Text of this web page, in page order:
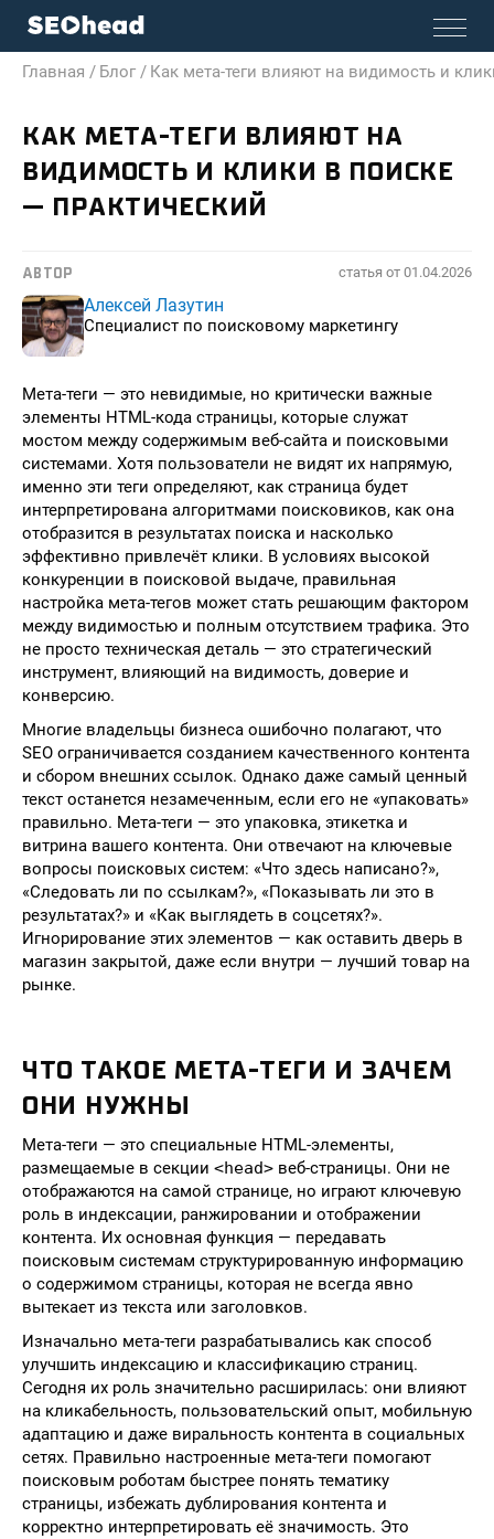
Главная / Блог / Как мета-теги влияют на видимость и
КАК МЕТА-ТЕГИ ВЛИЯЮТ НА
ВИДИМОСТЬ И КЛИКИ В ПОИСКЕ
— ПРАКТИЧЕСКИЙ
АВТОР статья от 01.04.2026
Алексей Лазутин
Специалист по поисковому маркетингу
Мета-теги — это невидимые, но критически важные
элементы HTML-кода страницы, которые служат
мостом между содержимым веб-сайта и поисковыми
системами. Хотя пользователи не видят их напрямую,
именно эти теги определяют, как страница будет
интерпретирована алгоритмами поисковиков, как она
отобразится в результатах поиска и насколько
эффективно привлечёт клики. В условиях высокой
конкуренции в поисковой выдаче, правильная
настройка мета-тегов может стать решающим фактором
между видимостью и полным отсутствием трафика. Это
не просто техническая деталь — это стратегический
инструмент, влияющий на видимость, доверие и
конверсию.
Многие владельцы бизнеса ошибочно полагают, что
SEO ограничивается созданием качественного контента
и сбором внешних ссылок. Однако даже самый ценный
текст останется незамеченным, если его не «упаковать»
правильно. Мета-теги — это упаковка, этикетка и
витрина вашего контента. Они отвечают на ключевые
вопросы поисковых систем: «Что здесь написано?»,
«Следовать ли по ссылкам?», «Показывать ли это в
результатах?» и «Как выглядеть в соцсетях?».
Игнорирование этих элементов — как оставить дверь в
магазин закрытой, даже если внутри — лучший товар на
рынке.
ЧТО ТАКОЕ МЕТА-ТЕГИ И ЗАЧЕМ
ОНИ НУЖНЫ
Мета-теги — это специальные HTML-элементы,
размещаемые в секции <head> веб-страницы. Они не
отображаются на самой странице, но играют ключевую
роль в индексации, ранжировании и отображении
контента. Их основная функция — передавать
поисковым системам структурированную информацию
о содержимом страницы, которая не всегда явно
вытекает из текста или заголовков.
Изначально мета-теги разрабатывались как способ
улучшить индексацию и классификацию страниц.
Сегодня их роль значительно расширилась: они влияют
на кликабельность, пользовательский опыт, мобильную
адаптацию и даже виральность контента в социальных
сетях. Правильно настроенные мета-теги помогают
поисковым роботам быстрее понять тематику
страницы, избежать дублирования контента и
корректно интерпретировать её значимость. Это